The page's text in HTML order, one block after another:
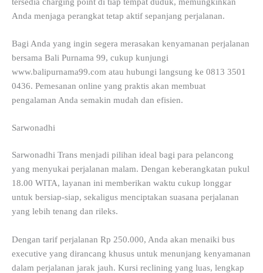
Anda menjaga perangkat tetap aktif sepanjang perjalanan.
Bagi Anda yang ingin segera merasakan kenyamanan perjalanan
bersama Bali Purnama 99, cukup kunjungi
www.balipurnama99.com atau hubungi langsung ke 0813 3501
0436. Pemesanan online yang praktis akan membuat
pengalaman Anda semakin mudah dan efisien.
Sarwonadhi
Sarwonadhi Trans menjadi pilihan ideal bagi para pelancong
yang menyukai perjalanan malam. Dengan keberangkatan pukul
18.00 WITA, layanan ini memberikan waktu cukup longgar
untuk bersiap-siap, sekaligus menciptakan suasana perjalanan
yang lebih tenang dan rileks.
Dengan tarif perjalanan Rp 250.000, Anda akan menaiki bus
executive yang dirancang khusus untuk menunjang kenyamanan
dalam perjalanan jarak jauh. Kursi reclining yang luas, lengkap